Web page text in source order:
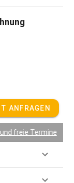
ANFRAGEN
freie Termine